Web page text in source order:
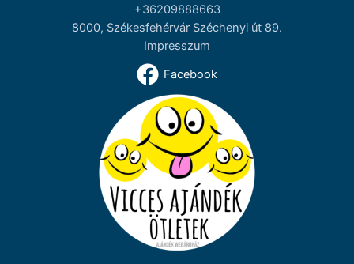
+36209888663
8000, Székesfehérvár Széchenyi út 89.
Impresszum
Facebook